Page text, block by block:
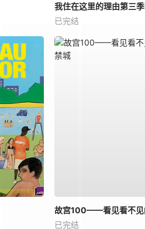
我住在这里的理由第三季
已完结
已完结